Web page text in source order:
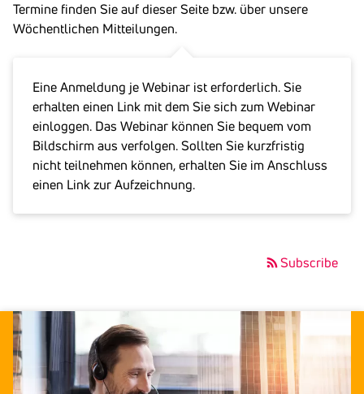
Termine finden Sie auf dieser Seite bzw. über unsere
Wöchentlichen Mitteilungen.
Eine Anmeldung je Webinar ist erforderlich. Sie
erhalten einen Link mit dem Sie sich zum Webinar
einloggen. Das Webinar können Sie bequem vom
Bildschirm aus verfolgen. Sollten Sie kurzfristig
nicht teilnehmen können, erhalten Sie im Anschluss
einen Link zur Aufzeichnung.
Subscribe